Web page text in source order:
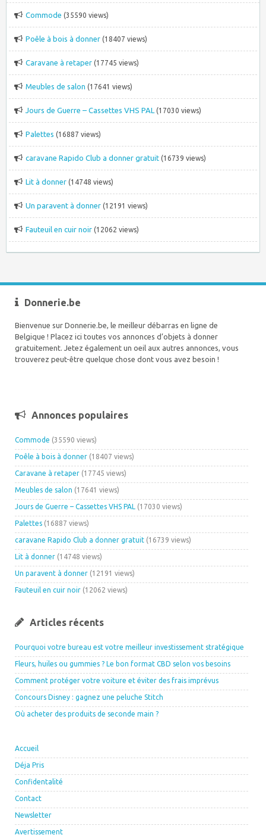
Commode (35590 views)
Poêle à bois à donner (18407 views)
Caravane à retaper (17745 views)
Meubles de salon (17641 views)
Jours de Guerre – Cassettes VHS PAL (17030 views)
Palettes (16887 views)
caravane Rapido Club a donner gratuit (16739 views)
Lit à donner (14748 views)
Un paravent à donner (12191 views)
Fauteuil en cuir noir (12062 views)
Donnerie.be
Bienvenue sur Donnerie.be, le meilleur débarras en ligne de
Belgique ! Placez ici toutes vos annonces d’objets à donner
gratuitement. Jetez également un oeil aux autres annonces, vous
trouverez peut-être quelque chose dont vous avez besoin !
Annonces populaires
Commode (35590 views)
Poêle à bois à donner (18407 views)
Caravane à retaper (17745 views)
Meubles de salon (17641 views)
Jours de Guerre – Cassettes VHS PAL (17030 views)
Palettes (16887 views)
caravane Rapido Club a donner gratuit (16739 views)
Lit à donner (14748 views)
Un paravent à donner (12191 views)
Fauteuil en cuir noir (12062 views)
Articles récents
Pourquoi votre bureau est votre meilleur investissement stratégique
Fleurs, huiles ou gummies ? Le bon format CBD selon vos besoins
Comment protéger votre voiture et éviter des frais imprévus
Concours Disney : gagnez une peluche Stitch
Où acheter des produits de seconde main ?
Accueil
Déja Pris
Confidentalité
Contact
Newsletter
Avertissement